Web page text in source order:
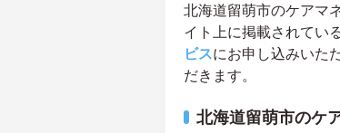
北海道留萌市のケアマ
イト上に掲載されてい
ビスにお申し込みいた
だきます。
北海道留萌市のケ